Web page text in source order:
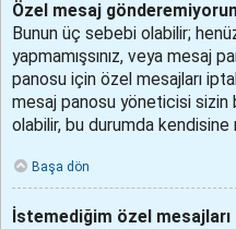
Özel mesaj
Bunun üç sebebi olabilir;
yapmamışsınız, veya mesaj
panosu için özel mesajları
mesaj panosu yöneticisi sizin
olabilir, bu durumda kendisine
Başa dön
İstemediğim özel